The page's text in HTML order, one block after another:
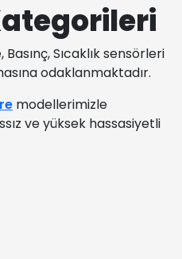
Sıcaklık sensörleri
odaklanmaktadır.
modellerimizle
ve yüksek hassasiyetli